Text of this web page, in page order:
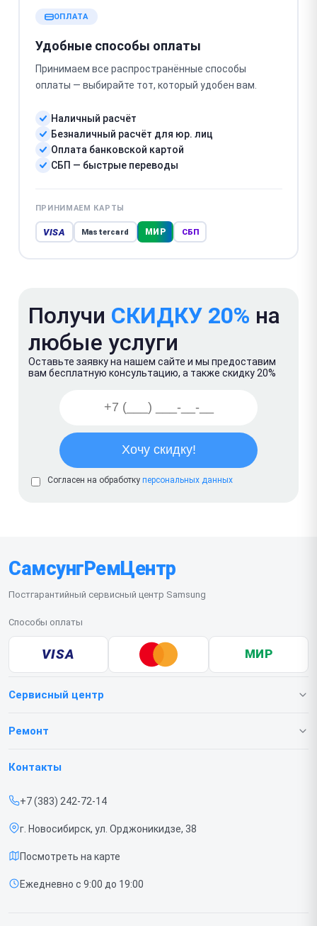
ОПЛАТА
Удобные способы оплаты
Принимаем все распространённые способы
оплаты — выбирайте тот, который удобен вам.
Наличный расчёт
Безналичный расчёт для юр. лиц
Оплата банковской картой
СБП — быстрые переводы
ПРИНИМАЕМ КАРТЫ
VISA Mastercard МИР СБП
Получи СКИДКУ 20% на
любые услуги
Оставьте заявку на нашем сайте и мы предоставим
вам бесплатную консультацию, а также скидку 20%
Согласен на обработку персональных данных
СамсунгРемЦентр
Постгарантийный сервисный центр Samsung
Способы оплаты
VISA МИР
Сервисный центр
О нашем сервисе
Срочный ремонт
Доставка и способы оплаты
Диагностика
Контакты
Ремонт
Телефонов
Контакты
+7 (383) 242-72-14
г. Новосибирск, ул. Орджоникидзе, 38
Посмотреть на карте
Ежедневно с 9:00 до 19:00